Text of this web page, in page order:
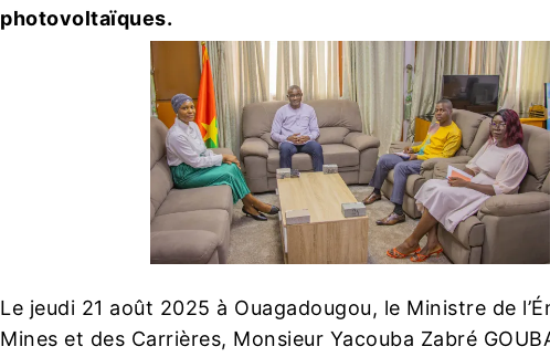
photovoltaïques.
Le jeudi 21 août 2025 à Ouagadougou, le Ministre de
Mines et des Carrières, Monsieur Yacouba Zabré